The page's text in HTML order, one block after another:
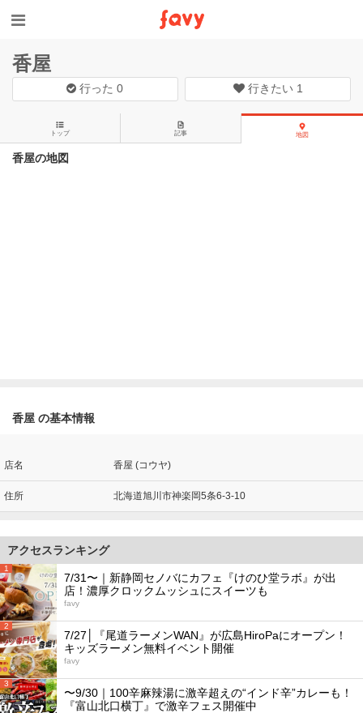
香屋
行った0 行きたい 1
トップ 記事 地図
香屋の地図
香屋 の基本情報
店名 香屋 (コウヤ)
住所 北海道旭川市神楽岡5条6-3-10
アクセスランキング
1
7/31〜｜新静岡セノバにカフェ『けのひ堂ラボ』が出
店！濃厚クロックムッシュにスイーツも
favy
2
7/27│『尾道ラーメンWAN』が広島HiroPaにオープン！
キッズラーメン無料イベント開催
favy
3
〜9/30｜100辛麻辣湯に激辛超えの“インド辛”カレーも！
『富山北口横丁』で激辛フェス開催中